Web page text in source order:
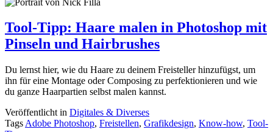
Tool-Tipp: Haare malen in Photoshop mit
Pinseln und Hairbrushes
Du lernst hier, wie du Haare zu deinem Freisteller hinzufügst, um
ihn für eine Montage oder Composing zu perfektionieren und wie
du ganze Haarpartien selbst malen kannst.
Veröffentlicht in Digitales & Diverses
Tags Adobe Photoshop, Freistellen, Grafikdesign, Know-how, Tool-